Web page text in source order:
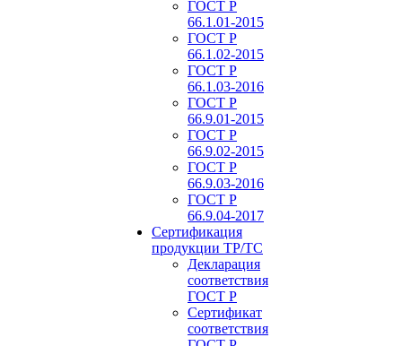
ГОСТ Р
66.1.01-2015
ГОСТ Р
66.1.02-2015
ГОСТ Р
66.1.03-2016
ГОСТ Р
66.9.01-2015
ГОСТ Р
66.9.02-2015
ГОСТ Р
66.9.03-2016
ГОСТ Р
66.9.04-2017
Сертификация
продукции ТР/ТС
Декларация
соответствия
ГОСТ Р
Сертификат
соответствия